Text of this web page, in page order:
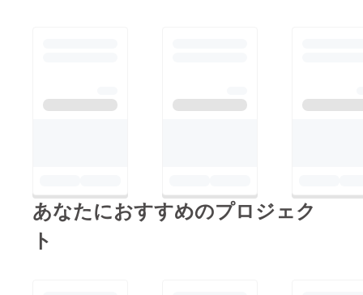
あなたにおすすめのプロジェク
ト